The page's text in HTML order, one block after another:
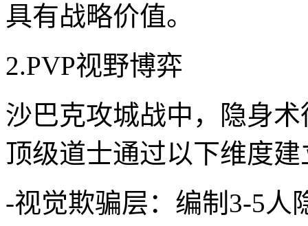
具有战略价值。
2.PVP视野博弈
沙巴克攻城战中，隐身
顶级道士通过以下维度
-视觉欺骗层：编制3-5人